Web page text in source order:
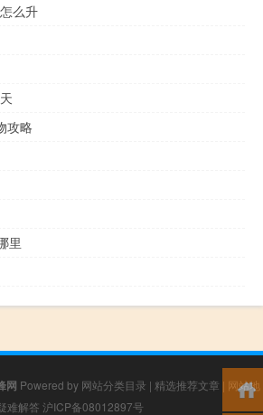
么升
攻略
里
网 Powered by 网站分类目录 | 精选推荐文章 | 网站地
难解答 沪ICP备08012897号